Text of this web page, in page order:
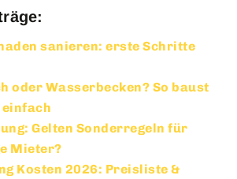
sanieren: erste Schritte
oder Wasserbecken? So baust
einfach
Gelten Sonderregeln für
Mieter?
Kosten 2026: Preisliste &